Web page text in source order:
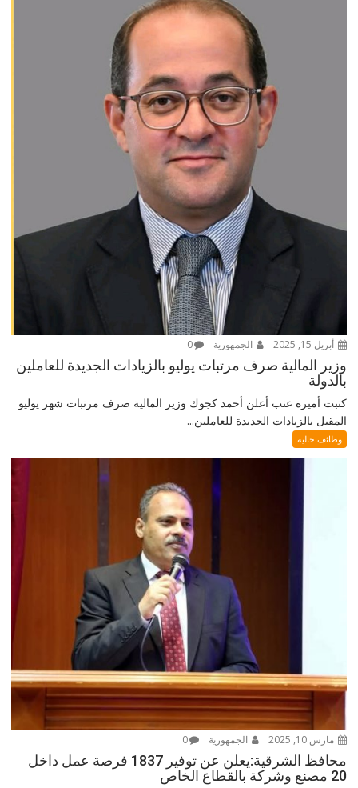
أبريل 15, 2025 الجمهورية 0
وزير المالية صرف مرتبات يوليو بالزيادات الجديدة للعاملين
بالدولة
كتبت أميرة عنب أعلن أحمد كجوك وزير المالية صرف مرتبات شهر يوليو
المقبل بالزيادات الجديدة للعاملين...
وظائف خالية
مارس 10, 2025 الجمهورية 0
محافظ الشرقية:يعلن عن توفير 1837 فرصة عمل داخل
20 مصنع وشركة بالقطاع الخاص